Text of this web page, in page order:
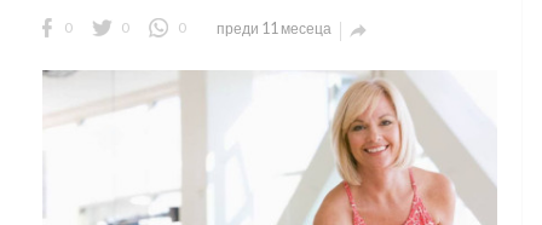
0 0 0 преди 11 месеца 